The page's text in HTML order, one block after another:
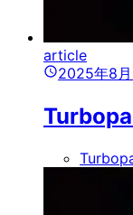
article
2025年8